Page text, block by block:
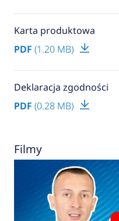
Karta produktowa
PDF (1.20 MB)
Deklaracja zgodności
PDF (0.28 MB)
Filmy